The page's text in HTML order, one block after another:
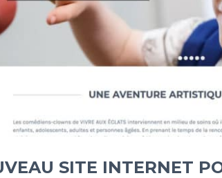
SITE INTERNET